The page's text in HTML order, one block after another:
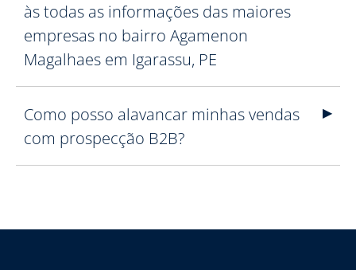
às todas as informações das maiores
empresas no bairro Agamenon
Magalhaes em Igarassu, PE
Como posso alavancar minhas vendas
com prospecção B2B?